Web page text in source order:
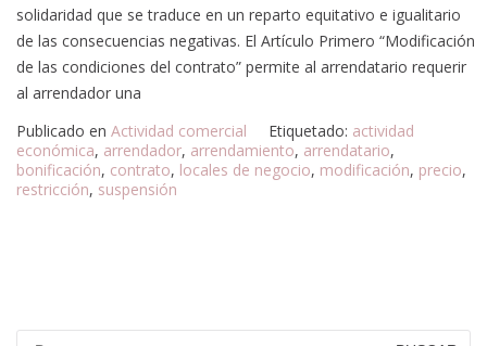
solidaridad que se traduce en un reparto equitativo e igualitario
de las consecuencias negativas. El Artículo Primero “Modificación
de las condiciones del contrato” permite al arrendatario requerir
al arrendador una
Publicado en Actividad comercial Etiquetado: actividad
económica, arrendador, arrendamiento, arrendatario,
bonificación, contrato, locales de negocio, modificación, precio,
restricción, suspensión